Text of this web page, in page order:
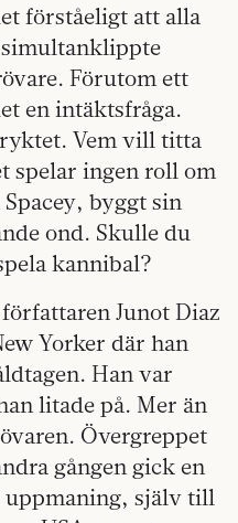
förståeligt att alla
Förutom ett
en intäktsfråga.
Vem vill titta
spelar ingen roll om
byggt sin
ond. Skulle du
kannibal?
Junot Diaz
Yorker där han
Han var
litade på. Mer än
Övergreppet
gången gick en
uppmaning, själv till